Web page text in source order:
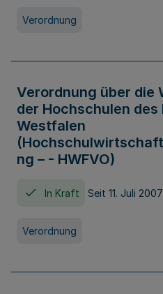
Verordnung
Verordnung über
der Hochschulen
Westfalen
ng – - HWFVO)
In Kraft Seit 11. Juli 2007
Verordnung